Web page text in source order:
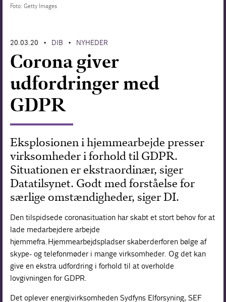
Foto: Getty Images
20.03.20 • DIB • NYHEDER
Corona giver
udfordringer med
GDPR
Eksplosionen i hjemmearbejde presser
virksomheder i forhold til GDPR.
Situationen er ekstraordinær, siger
Datatilsynet. Godt med forståelse for
særlige omstændigheder, siger DI.
Den tilspidsede coronasituation har skabt et stort behov for at
lade medarbejdere arbejde
hjemmefra. Hjemmearbejdspladser skaber derfor en bølge af
skype- og telefonmøder i mange virksomheder. Og det kan
give en ekstra udfordring i forhold til at overholde
lovgivningen for GDPR.
Det oplever energivirksomheden Sydfyns Elforsyning, SEF